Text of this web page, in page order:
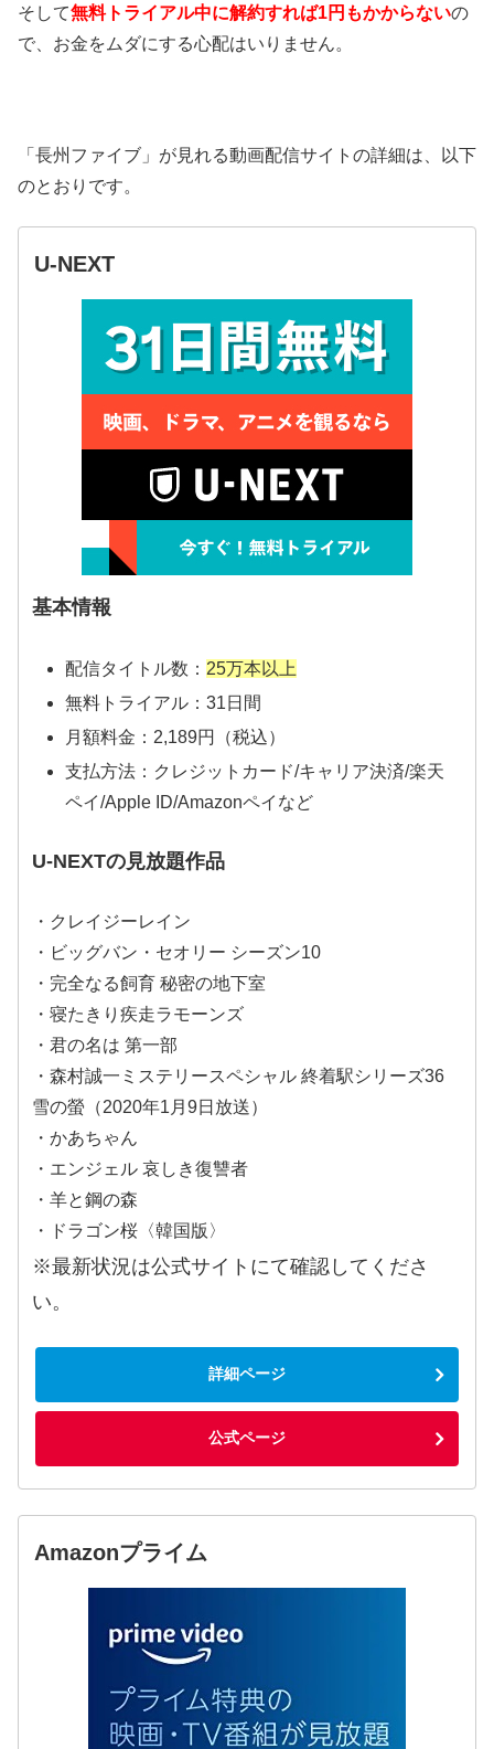
そして無料トライアル中に解約すれば1円もかからないの
で、お金をムダにする心配はいりません。
「長州ファイブ」が見れる動画配信サイトの詳細は、以下
のとおりです。
U-NEXT
基本情報
配信タイトル数： 25万本以上
無料トライアル：31日間
月額料金：2,189円（税込）
支払方法：クレジットカード/キャリア決済/楽天
ペイ/Apple ID/Amazonペイなど
U-NEXTの見放題作品
・クレイジーレイン
・ビッグバン・セオリー シーズン10
・完全なる飼育 秘密の地下室
・寝たきり疾走ラモーンズ
・君の名は 第一部
・森村誠一ミステリースペシャル 終着駅シリーズ36
雪の螢（2020年1月9日放送）
・かあちゃん
・エンジェル 哀しき復讐者
・羊と鋼の森
・ドラゴン桜〈韓国版〉
※最新状況は公式サイトにて確認してくださ
い。
詳細ページ
公式ページ
Amazonプライム